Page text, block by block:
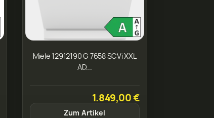
Miele 12912190 G 7658 SCVi XXL
AD...
1.849,00 €
Zum Artikel